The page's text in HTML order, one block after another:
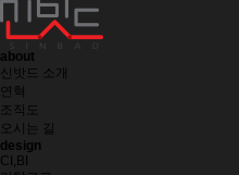
about
신밧드 소개
연혁
조직도
오시는 길
design
CI,BI